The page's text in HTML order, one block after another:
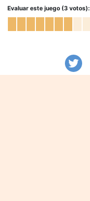
Evaluar este juego (3 votos):